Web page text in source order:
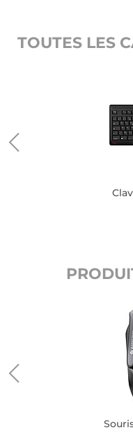
TOUTES LES